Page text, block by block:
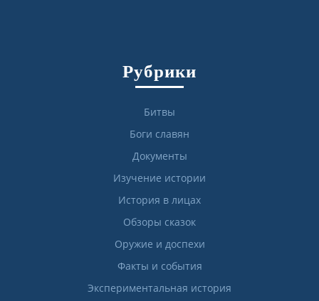
Рубрики
Битвы
Боги славян
Документы
Изучение истории
История в лицах
Обзоры сказок
Оружие и доспехи
Факты и события
Экспериментальная история